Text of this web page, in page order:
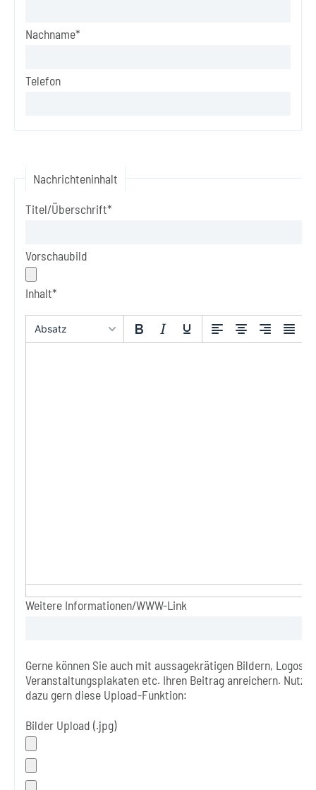
Nachname*
Telefon
Nachrichteninhalt
Titel/Überschrift*
Vorschaubild
Inhalt*
Absatz
Weitere Informationen/WWW-Link
Gerne können Sie auch mit aussagekrätigen Bildern, Logos
Veranstaltungsplakaten etc. Ihren Beitrag anreichern.
dazu gern diese Upload-Funktion:
Bilder Upload (.jpg)